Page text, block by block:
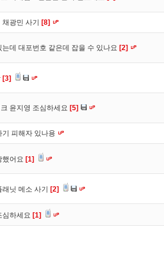
광민 사기 [8]
는데 대포번호 같은데 잡을 수 있나요 [2]
[3]
윤지영 조심하세요 [5]
기 피해자 있나용
했어요 [1]
닛 메소 사기 [2]
심하세요 [1]